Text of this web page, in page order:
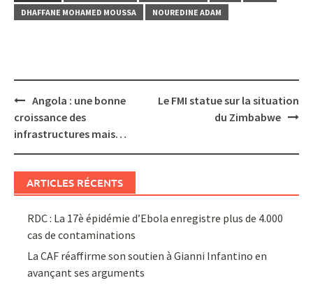
DHAFFANE MOHAMED MOUSSA
NOUREDINE ADAM
Post
navigation
Angola : une bonne
croissance des
infrastructures mais…
Le FMI statue sur la situation
du Zimbabwe
ARTICLES RÉCENTS
RDC : La 17è épidémie d’Ebola enregistre plus de 4.000
cas de contaminations
La CAF réaffirme son soutien à Gianni Infantino en
avançant ses arguments